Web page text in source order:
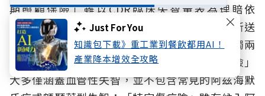
Just For You
知識包下載》重工業到餐飲都用AI！
產業降本增效全攻略
期照顧保險」雖以CDR臨床失智量表為理賠依
據，卻要等到CDR 2才開始給付，且每年需重新送
交診斷量表給保險公司請領保險金，對已經蠟燭兩
頭燒的家屬來說相對繁瑣。而「重大傷病保險」
大多僅涵蓋血管性失智，並不包含常見的阿茲海默